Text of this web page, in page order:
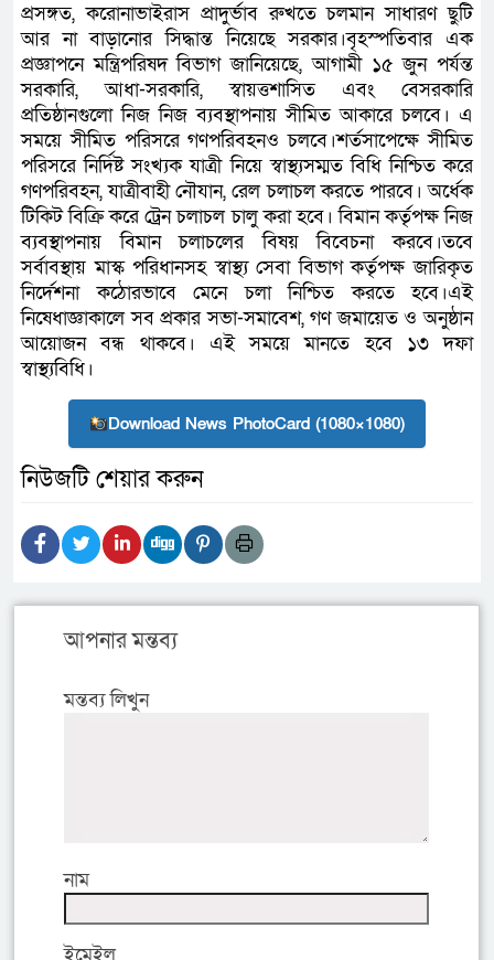
প্রসঙ্গত, করোনাভাইরাস প্রাদুর্ভাব রুখতে চলমান সাধারণ ছুটি
আর না বাড়ানোর সিদ্ধান্ত নিয়েছে সরকার।বৃহস্পতিবার এক
প্রজ্ঞাপনে মন্ত্রিপরিষদ বিভাগ জানিয়েছে, আগামী ১৫ জুন পর্যন্ত
সরকারি, আধা-সরকারি, স্বায়ত্তশাসিত এবং বেসরকারি
প্রতিষ্ঠানগুলো নিজ নিজ ব্যবস্থাপনায় সীমিত আকারে চলবে। এ
সময়ে সীমিত পরিসরে গণপরিবহনও চলবে।শর্তসাপেক্ষে সীমিত
পরিসরে নির্দিষ্ট সংখ্যক যাত্রী নিয়ে স্বাস্থ্যসম্মত বিধি নিশ্চিত করে
গণপরিবহন, যাত্রীবাহী নৌযান, রেল চলাচল করতে পারবে। অর্ধেক
টিকিট বিক্রি করে ট্রেন চলাচল চালু করা হবে। বিমান কর্তৃপক্ষ নিজ
ব্যবস্থাপনায় বিমান চলাচলের বিষয় বিবেচনা করবে।তবে
সর্বাবস্থায় মাস্ক পরিধানসহ স্বাস্থ্য সেবা বিভাগ কর্তৃপক্ষ জারিকৃত
নির্দেশনা কঠোরভাবে মেনে চলা নিশ্চিত করতে হবে।এই
নিষেধাজ্ঞাকালে সব প্রকার সভা-সমাবেশ, গণ জমায়েত ও অনুষ্ঠান
আয়োজন বন্ধ থাকবে। এই সময়ে মানতে হবে ১৩ দফা
স্বাস্থ্যবিধি।
Download News PhotoCard (1080×1080)
নিউজটি শেয়ার করুন
আপনার মন্তব্য
মন্তব্য লিখুন
নাম